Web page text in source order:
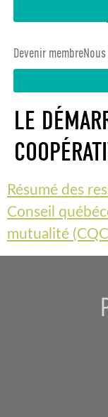
Devenir membre
LE
Résumé des
Conseil
mutualité